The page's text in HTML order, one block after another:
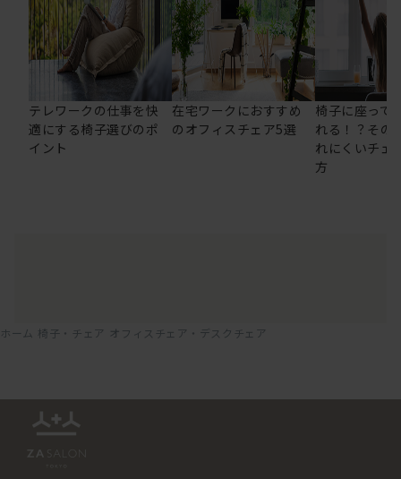
テレワークの仕事を快
適にする椅子選びのポ
イント
在宅ワークにおすすめ
のオフィスチェア5選
椅子に座って
れる！？その
れにくいチェ
方
ホーム 椅子・チェア オフィスチェア・デスクチェア